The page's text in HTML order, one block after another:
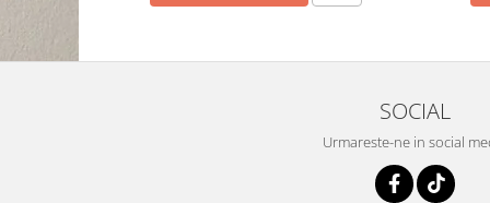
SOCIAL
Urmareste-ne in social